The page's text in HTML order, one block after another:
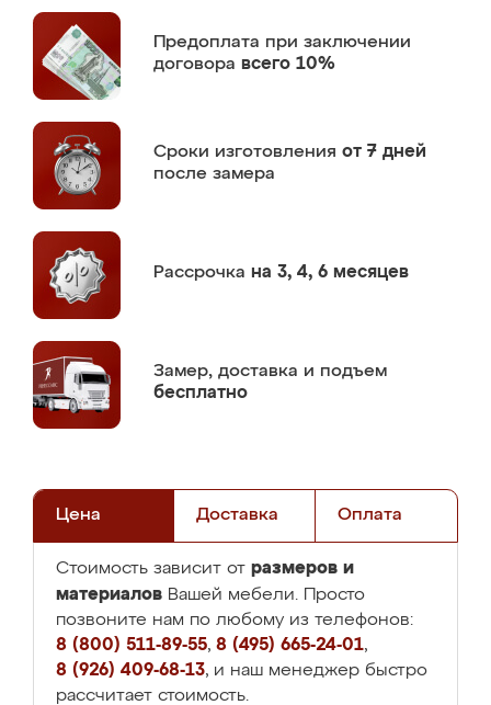
Предоплата при заключении
договора всего 10%
Сроки изготовления от 7 дней
после замера
Рассрочка на 3, 4, 6 месяцев
Замер, доставка и подъем
бесплатно
Цена Доставка Оплата
Стоимость зависит от размеров и
материалов Вашей мебели. Просто
позвоните нам по любому из телефонов:
8 (800) 511-89-55, 8 (495) 665-24-01,
8 (926) 409-68-13, и наш менеджер быстро
рассчитает стоимость.